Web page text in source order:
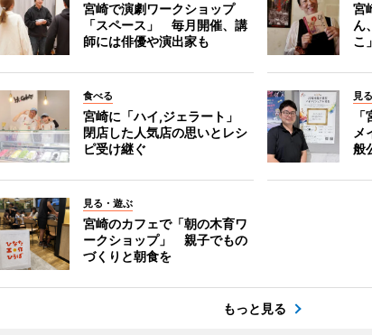
宮崎で演劇ワークショップ
「スペース」 毎月開催、講
師には俳優や演出家も
宮
ん
こ
食べる
宮崎に「ハイ,ジェラート」
閉店した人気店の思いとレシ
ピ受け継ぐ
見
メ
般
見る・遊ぶ
宮崎のカフェで「朝の木育ワ
ークショップ」 親子でもの
づくりと朝食を
もっと見る